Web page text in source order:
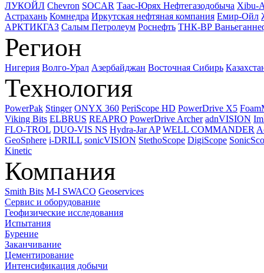
ЛУКОЙЛ Chevron SOCAR Таас-Юрях Нефтегазодобыча Xibu-
Астрахань Комнедра Иркутская нефтяная компания Емир-Ойл
АРКТИКГАЗ Салым Петролеум Роснефть ТНК-ВР
Регион
Нигерия Волго-Урал Азербайджан Восточная Сибирь
Технология
PowerPak Stinger ONYX 360 PeriScope HD PowerDrive X5
Viking Bits ELBRUS REAPRO PowerDrive Archer adnVISION
FLO-TROL DUO-VIS NS Hydra-Jar AP WELL COMMANDER
GeoSphere i-DRILL sonicVISION StethoScope DigiScope
Kinetic
Компания
Smith Bits M-I SWACO Geoservices
Сервис и оборудование
Геофизические исследования
Испытания
Бурение
Заканчивание
Цементирование
Интенсификация добычи